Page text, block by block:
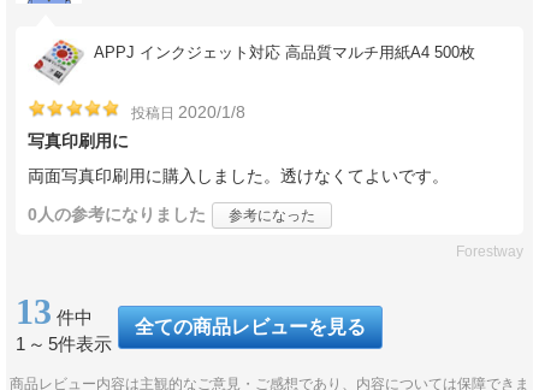
APPJ インクジェット対応 高品質マルチ用紙A4 500枚
投稿日 2020/1/8
写真印刷用に
両面写真印刷用に購入しました。透けなくてよいです。
0人の参考になりました 参考になった
Forestway
13 件中
1 ～ 5件表示
全ての商品レビューを見る
商品レビュー内容は主観的なご意見・ご感想であり、内容については保障できま